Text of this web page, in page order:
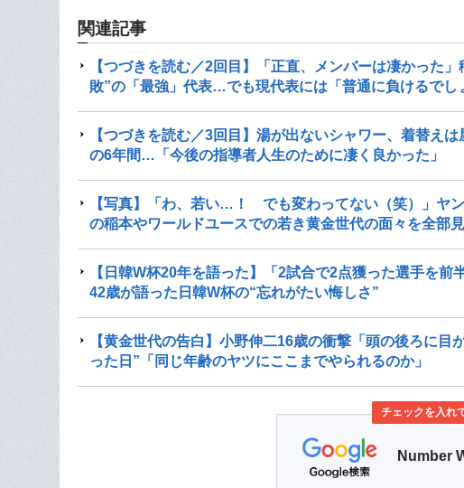
関連記事
【つづきを読む／2回目】「正直、メンバーは凄かった
敗”の「最強」代表…でも現代表には「普通に負けるでし
【つづきを読む／3回目】湯が出ないシャワー、着替え
の6年間…「今後の指導者人生のために凄く良かった」
【写真】「わ、若い…！ でも変わってない（笑）」ヤ
の稲本やワールドユースでの若き黄金世代の面々を全部
【日韓W杯20年を語った】「2試合で2点獲った選手を
42歳が語った日韓W杯の“忘れがたい悔しさ”
【黄金世代の告白】小野伸二16歳の衝撃「頭の後ろに
った日”「同じ年齢のヤツにここまでやられるのか」
チェックを入れ
Number